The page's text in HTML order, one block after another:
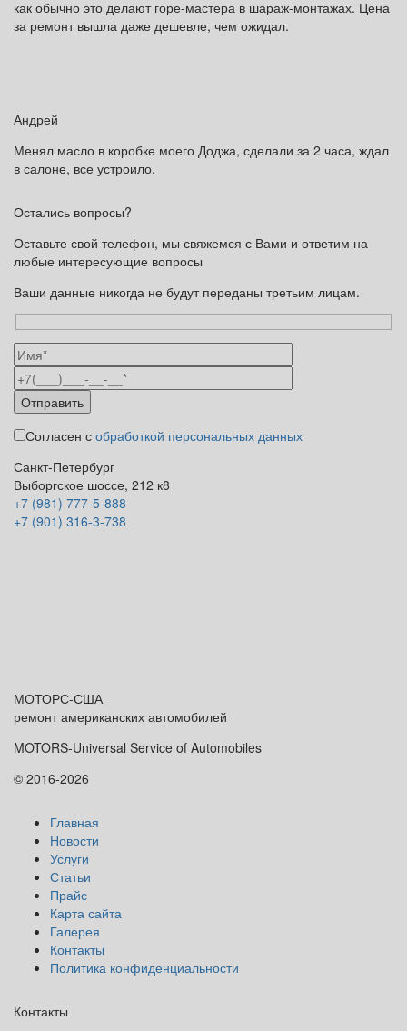
как обычно это делают горе-мастера в шараж-монтажах. Цена
за ремонт вышла даже дешевле, чем ожидал.
Андрей
Менял масло в коробке моего Доджа, сделали за 2 часа, ждал
в салоне, все устроило.
Остались вопросы?
Оставьте свой телефон, мы свяжемся с Вами и ответим на
любые интересующие вопросы
Ваши данные никогда не будут переданы третьим лицам.
Согласен с обработкой персональных данных
Санкт-Петербург
Выборгское шоссе, 212 к8
+7 (981) 777-5-888
+7 (901) 316-3-738
МОТОРС-США
ремонт американских автомобилей
MOTORS-Universal Service of Automobiles
© 2016-2026
Главная
Новости
Услуги
Статьи
Прайс
Карта сайта
Галерея
Контакты
Политика конфиденциальности
Контакты